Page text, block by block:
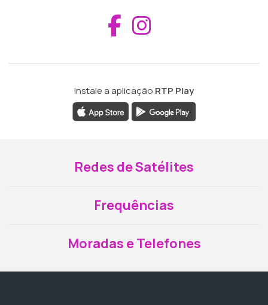
Aceder ao
Instale a aplicação RTP Play
Redes de Satélites
Frequências
Moradas e Telefones